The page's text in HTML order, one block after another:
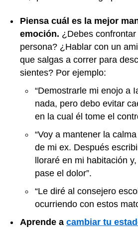
Piensa cuál es la mejor
emoción. ¿Debes
persona? ¿Hablar con un
que salgas a correr para
sientes? Por ejemplo:
“Demostrarle mi enojo a
nada, pero debo evitar
en la cual él tome el
“Voy a mantener la
de mi ex. Después
lloraré en mi habitación
pase el dolor”.
“Le diré al consejero
ocurriendo con estos
Aprende a cambiar tu